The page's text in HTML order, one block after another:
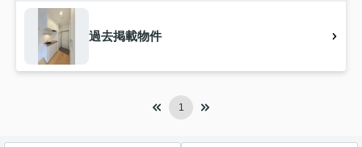
過去掲載物件
1